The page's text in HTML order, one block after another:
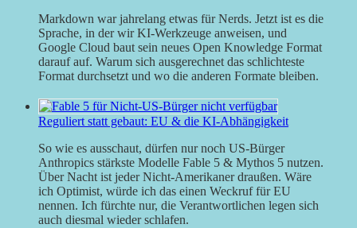
Markdown war jahrelang etwas für Nerds. Jetzt ist es die
Sprache, in der wir KI-Werkzeuge anweisen, und
Google Cloud baut sein neues Open Knowledge Format
darauf auf. Warum sich ausgerechnet das schlichteste
Format durchsetzt und wo die anderen Formate bleiben.
Reguliert statt gebaut: EU & die KI-Abhängigkeit
So wie es ausschaut, dürfen nur noch US-Bürger
Anthropics stärkste Modelle Fable 5 & Mythos 5 nutzen.
Über Nacht ist jeder Nicht-Amerikaner draußen. Wäre
ich Optimist, würde ich das einen Weckruf für EU
nennen. Ich fürchte nur, die Verantwortlichen legen sich
auch diesmal wieder schlafen.